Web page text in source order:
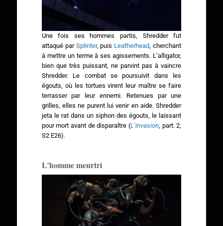
Une fois ses hommes partis, Shredder fut
attaqué par Splinter, puis Leatherhead, cherchant
à mettre un terme à ses agissements. L’alligator,
bien que très puissant, ne parvint pas à vaincre
Shredder. Le combat se poursuivit dans les
égouts, où les tortues virent leur maître se faire
terrasser par leur ennemi. Retenues par une
grilles, elles ne purent lui venir en aide. Shredder
jeta le rat dans un siphon des égouts, le laissant
pour mort avant de disparaître (L’invasion, part. 2,
S2 E26).
L’homme meurtri